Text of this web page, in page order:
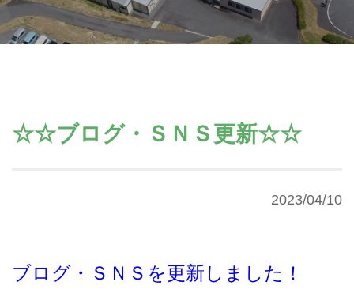
☆☆ブログ・ＳＮＳ更新☆☆
2023/04/10
ブログ・ＳＮＳを更新しました！